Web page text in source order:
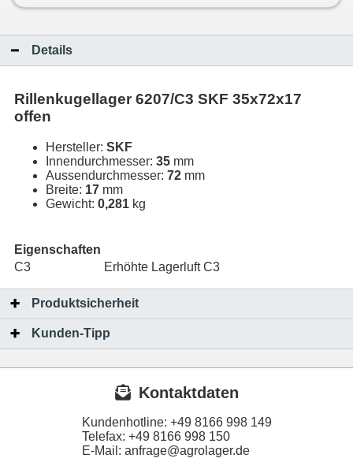
Details
Rillenkugellager 6207/C3 SKF 35x72x17
offen
Hersteller: SKF
Innendurchmesser: 35 mm
Aussendurchmesser: 72 mm
Breite: 17 mm
Gewicht: 0,281 kg
Eigenschaften
C3
Erhöhte Lagerluft C3
Produktsicherheit
Kunden-Tipp
Kontaktdaten
Kundenhotline: +49 8166 998 149
Telefax: +49 8166 998 150
E-Mail: anfrage@agrolager.de